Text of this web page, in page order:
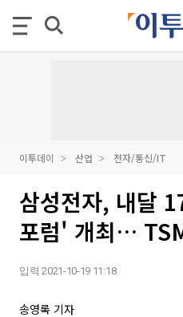
이투데이 산업 전자/통신/IT
삼성전자, 내달
포럼' 개최…
입력 2021-10-19 11:18
송영록 기자